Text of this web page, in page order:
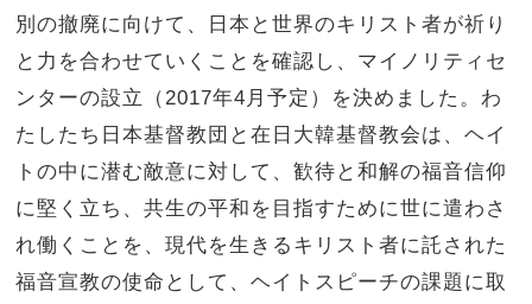
別の撤廃に向けて、日本と世界のキリスト者が祈り
と力を合わせていくことを確認し、マイノリティセ
ンターの設立（2017年4月予定）を決めました。わ
たしたち日本基督教団と在日大韓基督教会は、ヘイ
トの中に潜む敵意に対して、歓待と和解の福音信仰
に堅く立ち、共生の平和を目指すために世に遣わさ
れ働くことを、現代を生きるキリスト者に託された
福音宣教の使命として、ヘイトスピーチの課題に取